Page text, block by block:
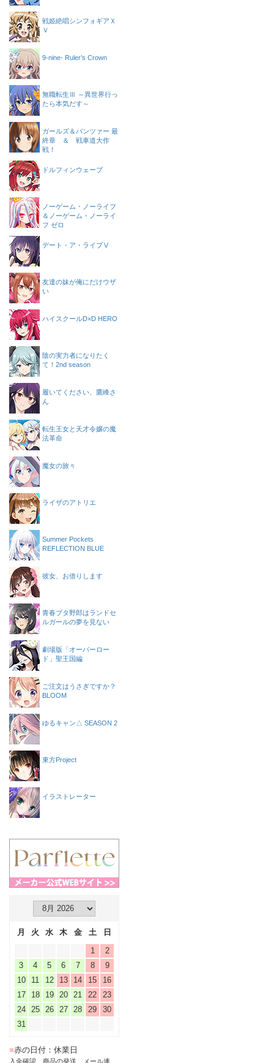
戦姫絶唱シンフォギアＸ
Ｖ
9-nine- Ruler’s Crown
無職転生Ⅲ ～異世界行っ
たら本気だす～
ガールズ＆パンツァー 最
終章 ＆ 戦車道大作
戦！
ドルフィンウェーブ
ノーゲーム・ノーライフ
＆ノーゲーム・ノーライ
フ ゼロ
デート・ア・ライブⅤ
友達の妹が俺にだけウザ
い
ハイスクールD×D HERO
陰の実力者になりたく
て！2nd season
履いてください、鷹峰さ
ん
転生王女と天才令嬢の魔
法革命
魔女の旅々
ライザのアトリエ
Summer Pockets
REFLECTION BLUE
彼女、お借りします
青春ブタ野郎はランドセ
ルガールの夢を見ない
劇場版「オーバーロー
ド」聖王国編
ご注文はうさぎですか？
BLOOM
ゆるキャン△ SEASON 2
東方Project
イラストレーター
月 火 水 木 金 土
日
1
2
3
4 5 6 7 8
9
10
11 12 13 14 15
16
17
18 19 20 21 22
23
24
25 26 27 28 29
30
31
■赤の日付：休業日
入金確認、商品の発送、メール連